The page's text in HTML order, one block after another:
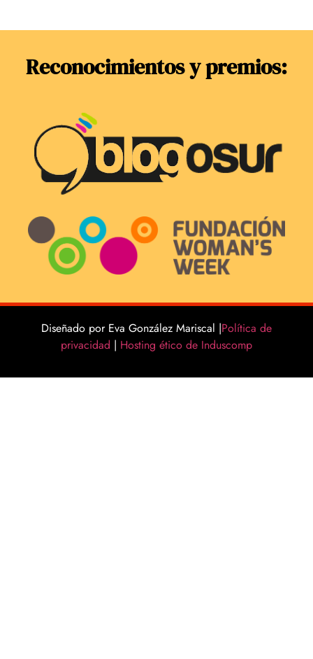
Reconocimientos y premios:
Diseñado por Eva González Mariscal |Política de
privacidad | Hosting ético de Induscomp